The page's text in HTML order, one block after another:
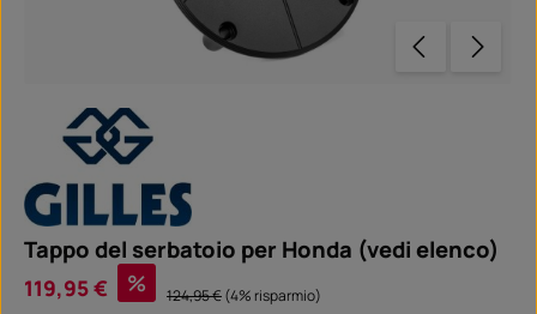
Tappo del serbatoio per Honda (vedi elenco)
Prezzo di vendita:
119,95 € % Prezzo normale:
124,95 €(4% risparmio)